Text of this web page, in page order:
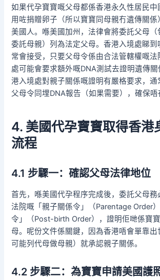
如果代孕寶寶嘅父母都係香港永久性居民中
用咗捐贈卵子（所以寶寶同母親冇遺傳關係
美國人。喺美國加州，法律會將委託父母（
委託母親）列為法定父母。香港入境處睇到
常會接受，只要父母令係由合法管轄權嘅法
處可能會要求額外嘅DNA測試去證明遺傳
港入境處對親子關係嘅證明有嚴格要求，通
父母令同埋DNA報告（如果需要），確保唔
4. 美國代孕寶寶取得香港
流程
4.1 步驟一：確認父母法律地位
首先，喺美國代孕程序完成後，委託父母務
法院嘅「親子關係令」（Parentage Order
令」（Post-birth Order），證明佢哋係寶
母。呢份文件係關鍵，因為香港唔會單靠出
可能列代母做母親）就承認親子關係。
4.2 步驟二：為寶寶申請美國護